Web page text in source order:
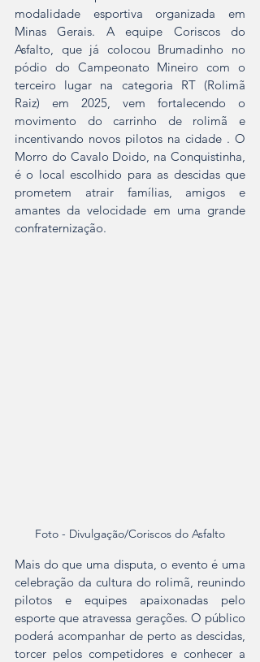
modalidade esportiva organizada em
Minas Gerais. A equipe Coriscos do
Asfalto, que já colocou Brumadinho no
pódio do Campeonato Mineiro com o
terceiro lugar na categoria RT (Rolimã
Raiz) em 2025, vem fortalecendo o
movimento do carrinho de rolimã e
incentivando novos pilotos na cidade . O
Morro do Cavalo Doido, na Conquistinha,
é o local escolhido para as descidas que
prometem atrair famílias, amigos e
amantes da velocidade em uma grande
confraternização.
Foto - Divulgação/Coriscos do Asfalto
Mais do que uma disputa, o evento é uma
celebração da cultura do rolimã, reunindo
pilotos e equipes apaixonadas pelo
esporte que atravessa gerações. O público
poderá acompanhar de perto as descidas,
torcer pelos competidores e conhecer a